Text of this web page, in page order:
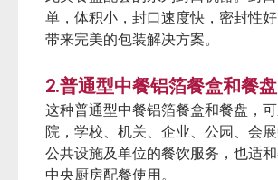
单，体积小，封口速度快，密封性
带来完美的包装解决方案。
2.普通型中餐铝箔餐盒和餐盘
这种普通型中餐铝箔餐盒和餐盘，
院，学校、机关、企业、公园、会
公共设施及单位的餐饮服务，也适
中央厨房配餐使用。